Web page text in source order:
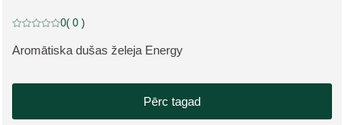
SKATĪT PRODUKTU:
Aromātiska dušas želeja Energy
Pašreizējais vērtējums: 0 no 5 zvaigznēm novērtēja 0 klienti
0( 0 )
Pērc tagad